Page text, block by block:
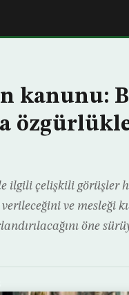
kanunu:
ilgili çelişkili
ve mesleği
öne